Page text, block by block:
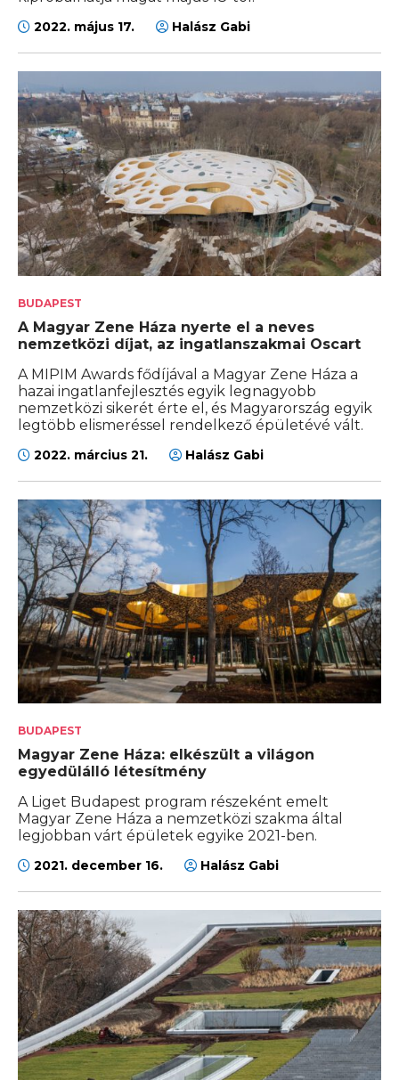
2022. május 17. Halász Gabi
BUDAPEST
A Magyar Zene Háza nyerte el a neves
nemzetközi díjat, az ingatlanszakmai Oscart
A MIPIM Awards fődíjával a Magyar Zene Háza a
hazai ingatlanfejlesztés egyik legnagyobb
nemzetközi sikerét érte el, és Magyarország egyik
legtöbb elismeréssel rendelkező épületévé vált.
2022. március 21. Halász Gabi
BUDAPEST
Magyar Zene Háza: elkészült a világon
egyedülálló létesítmény
A Liget Budapest program részeként emelt
Magyar Zene Háza a nemzetközi szakma által
legjobban várt épületek egyike 2021-ben.
2021. december 16. Halász Gabi